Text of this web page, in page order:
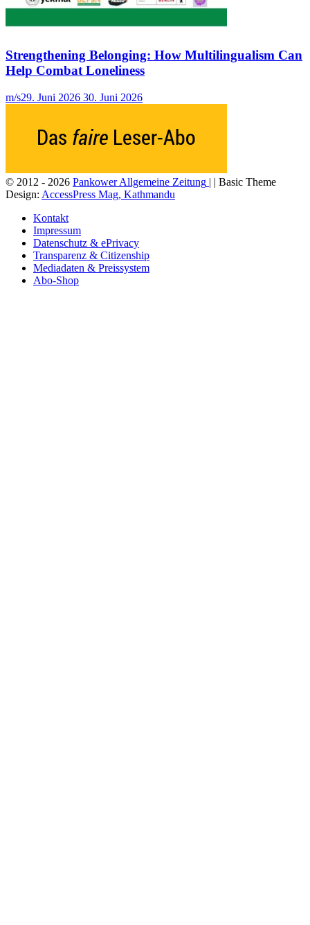
Strengthening Belonging: How Multilingualism Can
Help Combat Loneliness
m/s29. Juni 2026 30. Juni 2026
© 2012 - 2026 Pankower Allgemeine Zeitung | | Basic Theme
Design: AccessPress Mag, Kathmandu
Kontakt
Impressum
Datenschutz & ePrivacy
Transparenz & Citizenship
Mediadaten & Preissystem
Abo-Shop